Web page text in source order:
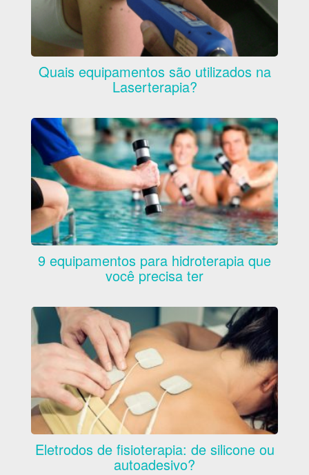
Quais equipamentos são utilizados na
Laserterapia?
9 equipamentos para hidroterapia que
você precisa ter
Eletrodos de fisioterapia: de silicone ou
autoadesivo?